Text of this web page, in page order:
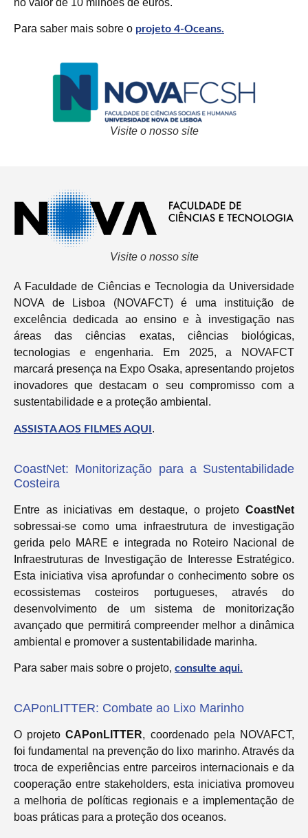
Para saber mais sobre o projeto 4-Oceans.
Visite o nosso site
Visite o nosso site
A Faculdade de Ciências e Tecnologia da Universidade
NOVA de Lisboa (NOVAFCT) é uma instituição de
excelência dedicada ao ensino e à investigação nas
áreas das ciências exatas, ciências biológicas,
tecnologias e engenharia. Em 2025, a NOVAFCT
marcará presença na Expo Osaka, apresentando projetos
inovadores que destacam o seu compromisso com a
sustentabilidade e a proteção ambiental.
ASSISTA AOS FILMES AQUI .
CoastNet: Monitorização para a Sustentabilidade
Costeira
Entre as iniciativas em destaque, o projeto CoastNet
sobressai-se como uma infraestrutura de investigação
gerida pelo MARE e integrada no Roteiro Nacional de
Infraestruturas de Investigação de Interesse Estratégico.
Esta iniciativa visa aprofundar o conhecimento sobre os
ecossistemas costeiros portugueses, através do
desenvolvimento de um sistema de monitorização
avançado que permitirá compreender melhor a dinâmica
ambiental e promover a sustentabilidade marinha.
Para saber mais sobre o projeto, consulte aqui.
CAPonLITTER: Combate ao Lixo Marinho
O projetoCAPonLITTER, coordenado pela NOVAFCT,
foi fundamental na prevenção do lixo marinho. Através da
troca de experiências entre parceiros internacionais e da
cooperação entre stakeholders, esta iniciativa promoveu
a melhoria de políticas regionais e a implementação de
boas práticas para a proteção dos oceanos.